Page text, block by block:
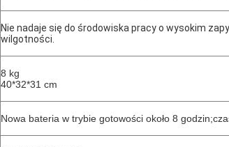
Nie nadaje się do środowiska pracy o wysokim
wilgotności.
8 kg
40*32*31 cm
Nowa bateria w trybie gotowości około 8